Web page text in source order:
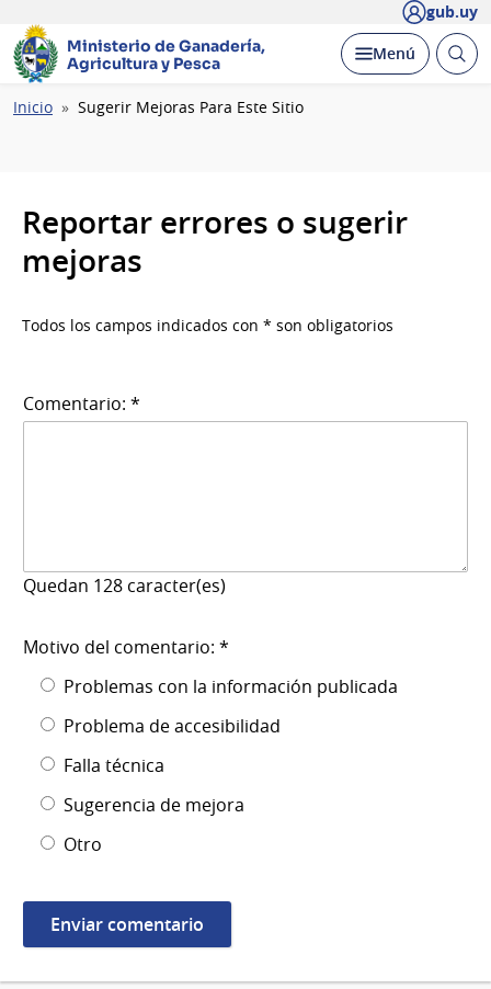
gub.uy
Ministerio de Ganadería,
Agricultura y Pesca
Desplegar
Menú Abrir
Ruta
Inicio Sugerir Mejoras Para Este Sitio
Reportar errores o sugerir
mejoras
Todos los campos indicados con * son obligatorios
Comentario: *
Quedan 128 caracter(es)
Motivo del comentario: *
Problemas con la información publicada
Problema de accesibilidad
Falla técnica
Sugerencia de mejora
Otro